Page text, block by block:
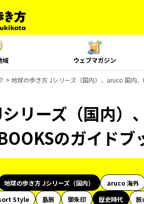
域 ウェブマガジン
地球の歩き方 Jシリーズ（国内）、aruco 国内
リーズ（国内）
のガイドブ
地球の歩き方 Jシリーズ（国内） aruco 海外
Style 島旅 御朱印 歴史時代 旅